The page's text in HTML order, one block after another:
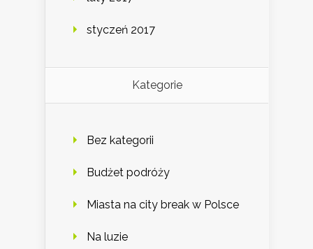
styczeń 2017
Kategorie
Bez kategorii
Budżet podróży
Miasta na city break w Polsce
Na luzie